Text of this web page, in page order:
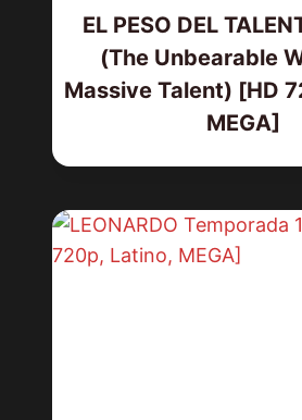
EL PESO DEL
(The Unbearable
Massive Talent) [HD
MEGA]